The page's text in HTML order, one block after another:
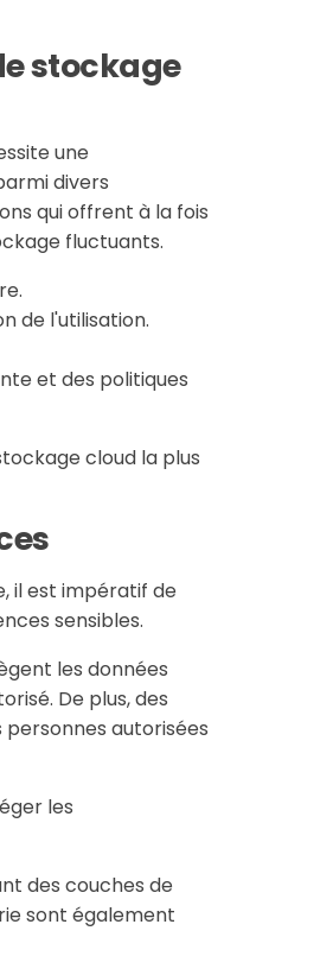
stockage
une
divers
qui offrent à la fois
fluctuants.
de l'utilisation.
et des politiques
cloud la plus
il est impératif de
sensibles.
les données
De plus, des
autorisées
les
des couches de
sont également